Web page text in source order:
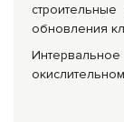
обновления